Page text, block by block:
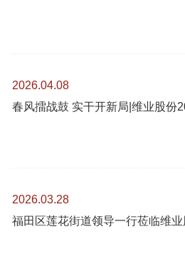
2026.04.08
春风擂战鼓 实干开新局|维业股份
2026.03.28
福田区莲花街道领导一行莅临维